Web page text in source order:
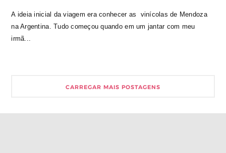
A ideia inicial da viagem era conhecer as vinícolas de Mendoza
na Argentina. Tudo começou quando em um jantar com meu
irmã...
CARREGAR MAIS POSTAGENS